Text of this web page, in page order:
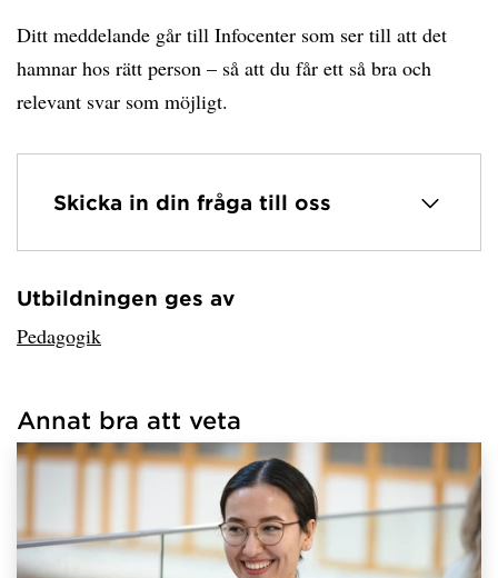
Ditt meddelande går till Infocenter som ser till att det
hamnar hos rätt person – så att du får ett så bra och
relevant svar som möjligt.
Skicka in din fråga till oss
Har hämtat avsändare.
Utbildningen ges av
Pedagogik
hämtat länkar.
Annat bra att veta